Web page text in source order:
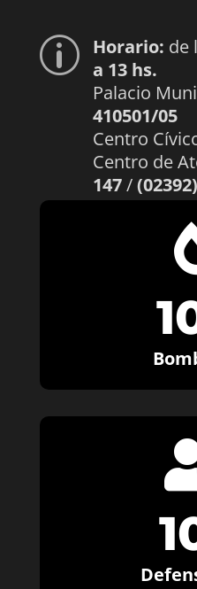
p Horario: de
a 13 hs.
Palacio
410501/05
Centro
Centro de
147/